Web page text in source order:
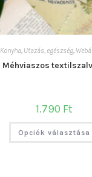
Konyha, Utazás, egészség,
Méhviaszos
1.790 Ft
Opciók választása